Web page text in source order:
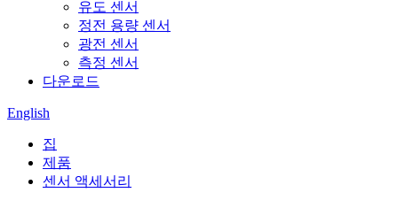
유도 센서
정전 용량 센서
광전 센서
측정 센서
다운로드
English
집
제품
센서 액세서리